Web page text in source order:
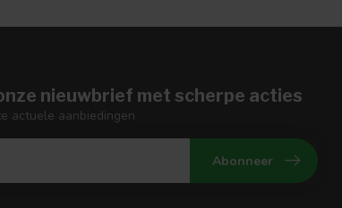
nieuwbrief met scherpe acties
actuele aanbiedingen
Abonneer